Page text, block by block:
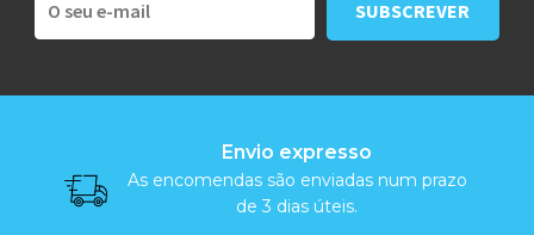
Envio expresso
As encomendas são enviadas num prazo
de 3 dias úteis.